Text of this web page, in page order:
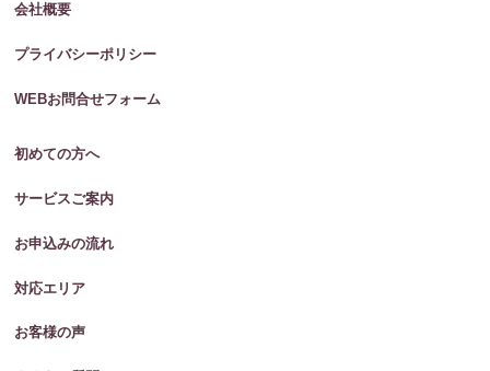
会社概要
プライバシーポリシー
WEBお問合せフォーム
初めての方へ
サービスご案内
お申込みの流れ
対応エリア
お客様の声